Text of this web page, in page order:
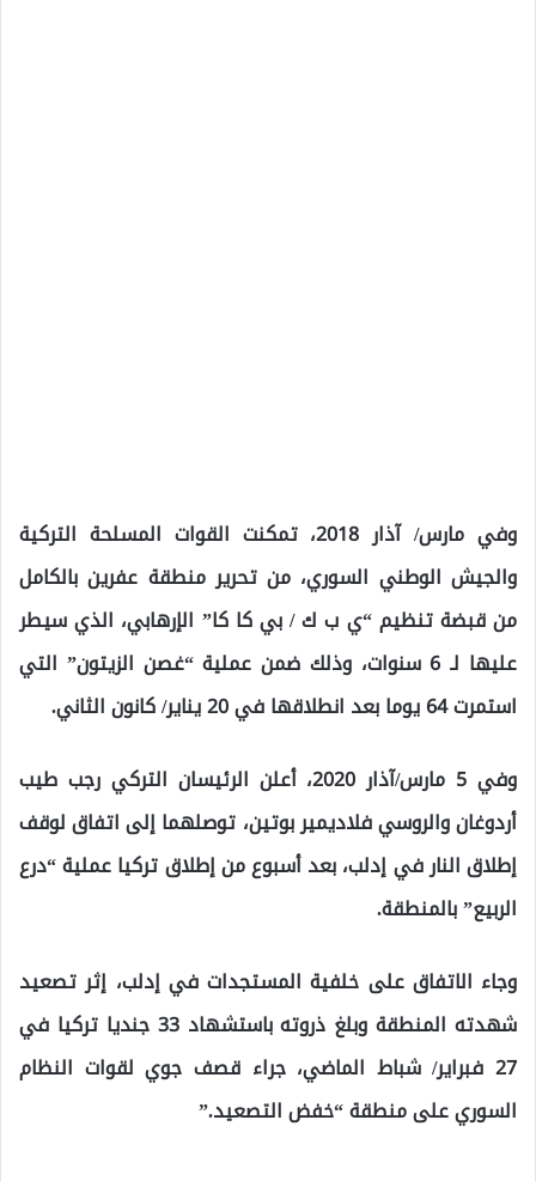
وفي مارس/ آذار 2018، تمكنت القوات المسلحة التركية
والجيش الوطني السوري، من تحرير منطقة عفرين بالكامل
من قبضة تنظيم “ي ب ك / بي كا كا” الإرهابي، الذي سيطر
عليها لـ 6 سنوات، وذلك ضمن عملية “غصن الزيتون” التي
استمرت 64 يوما بعد انطلاقها في 20 يناير/ كانون الثاني.
وفي 5 مارس/آذار 2020، أعلن الرئيسان التركي رجب طيب
أردوغان والروسي فلاديمير بوتين، توصلهما إلى اتفاق لوقف
إطلاق النار في إدلب، بعد أسبوع من إطلاق تركيا عملية “درع
الربيع” بالمنطقة.
وجاء الاتفاق على خلفية المستجدات في إدلب، إثر تصعيد
شهدته المنطقة وبلغ ذروته باستشهاد 33 جنديا تركيا في
27 فبراير/ شباط الماضي، جراء قصف جوي لقوات النظام
السوري على منطقة “خفض التصعيد.”